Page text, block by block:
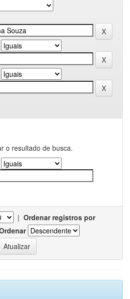
o resultado de busca.
| Ordenar registros por